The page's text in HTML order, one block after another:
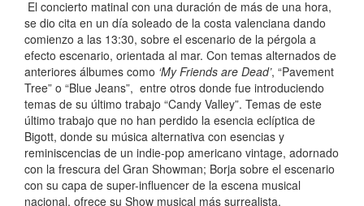
El concierto matinal con una duración de más de una hora,
se dio cita en un día soleado de la costa valenciana dando
comienzo a las 13:30, sobre el escenario de la pérgola a
efecto escenario, orientada al mar. Con temas alternados de
anteriores álbumes como ‘My Friends are Dead’, “Pavement
Tree” o “Blue Jeans”, entre otros donde fue introduciendo
temas de su último trabajo “Candy Valley”. Temas de este
último trabajo que no han perdido la esencia eclíptica de
Bigott, donde su música alternativa con esencias y
reminiscencias de un indie-pop americano vintage, adornado
con la frescura del Gran Showman; Borja sobre el escenario
con su capa de super-influencer de la escena musical
nacional, ofrece su Show musical más surrealista,